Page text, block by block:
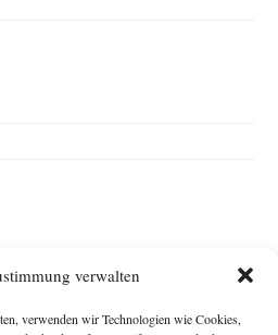
verwalten
verwenden wir Technologien wie Cookies,